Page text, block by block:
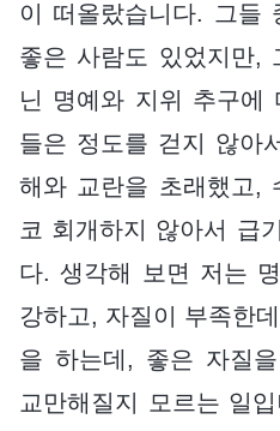
이 떠올랐습니다. 그들
좋은 사람도 있었지만,
닌 명예와 지위 추구에
들은 정도를 걷지 않아
해와 교란을 초래했고,
코 회개하지 않아서 급
다. 생각해 보면 저는
강하고, 자질이 부족한
을 하는데, 좋은 자질
교만해질지 모르는 일